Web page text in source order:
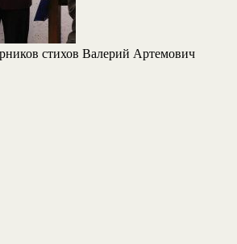
стихов Валерий Артемович